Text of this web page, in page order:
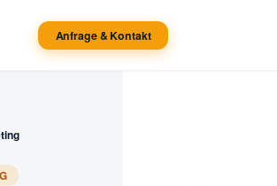
Anfrage & Kontakt